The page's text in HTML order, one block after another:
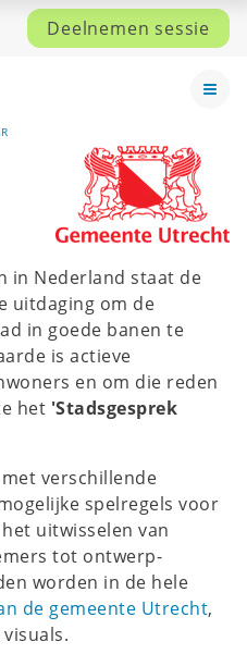
Deelnemen sessie
in Nederland staat de
uitdaging om de
in goede banen te
is actieve
en om die reden
het 'Stadsgesprek
verschillende
spelregels voor
uitwisselen van
tot ontwerp-
worden in de hele
de gemeente Utrecht,